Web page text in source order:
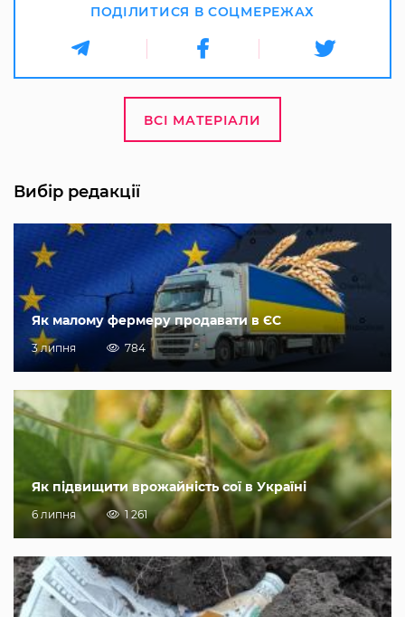
ПОДІЛИТИСЯ В СОЦМЕРЕЖАХ
ВСІ МАТЕРІАЛИ
Вибір редакції
Як малому фермеру продавати в ЄС
3 липня 784
Як підвищити врожайність сої в Україні
6 липня 1 261